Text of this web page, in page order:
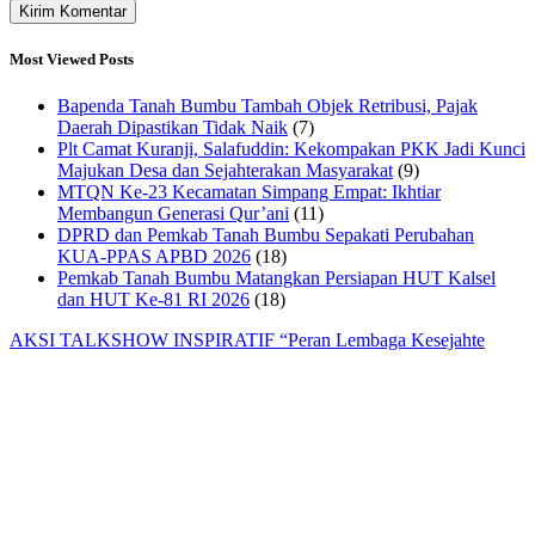
Most Viewed Posts
Bapenda Tanah Bumbu Tambah Objek Retribusi, Pajak
Daerah Dipastikan Tidak Naik (7)
Plt Camat Kuranji, Salafuddin: Kekompakan PKK Jadi Kunci
Majukan Desa dan Sejahterakan Masyarakat (9)
MTQN Ke-23 Kecamatan Simpang Empat: Ikhtiar
Membangun Generasi Qur’ani (11)
DPRD dan Pemkab Tanah Bumbu Sepakati Perubahan
KUA-PPAS APBD 2026 (18)
Pemkab Tanah Bumbu Matangkan Persiapan HUT Kalsel
dan HUT Ke-81 RI 2026 (18)
AKSI TALKSHOW INSPIRATIF “Peran Lembaga Kesejahte